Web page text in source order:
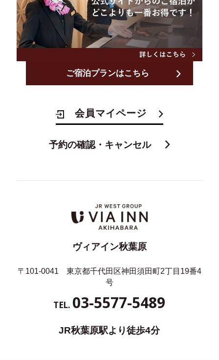
ご宿泊プランはこちら
会員マイページ
予約の確認・キャンセル
ヴィアイン秋葉原
〒101-0041 東京都千代田区神田須田町2丁目19番4
号
TEL. 03-5577-5489
JR秋葉原駅より徒歩4分